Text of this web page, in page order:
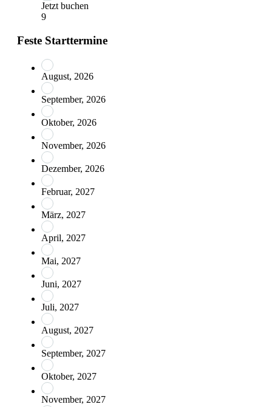
Jetzt buchen
9
Feste Starttermine
August, 2026
September, 2026
Oktober, 2026
November, 2026
Dezember, 2026
Februar, 2027
März, 2027
April, 2027
Mai, 2027
Juni, 2027
Juli, 2027
August, 2027
September, 2027
Oktober, 2027
November, 2027